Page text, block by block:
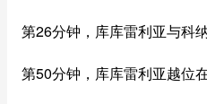
第26分钟，库库雷利亚与科
第50分钟，库库雷利亚越位